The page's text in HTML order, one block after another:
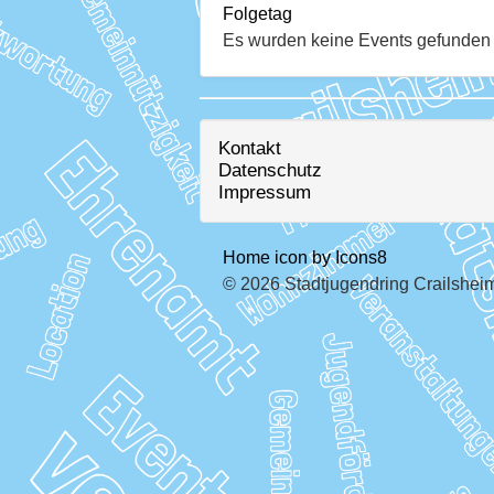
Folgetag
Es wurden keine Events gefunden
Kontakt
Datenschutz
Impressum
Home icon by Icons8
© 2026 Stadtjugendring